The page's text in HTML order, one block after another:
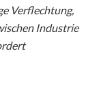
Verflechtung,
Industrie